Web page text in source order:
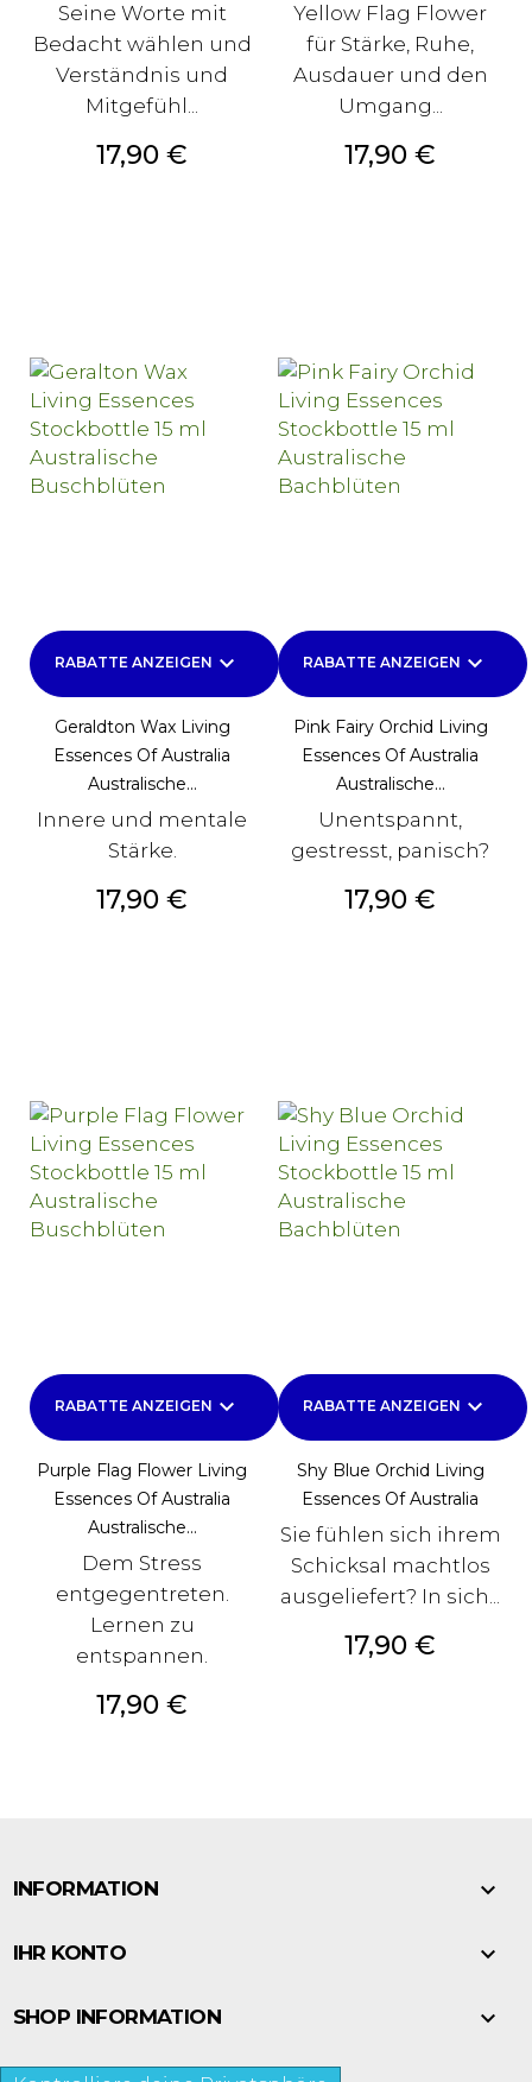
Seine Worte mit
Bedacht wählen und
Verständnis und
Mitgefühl...
Preis
17,90 €
Yellow Flag Flower
für Stärke, Ruhe,
Ausdauer und den
Umgang...
Preis
17,90 €
RABATTE ANZEIGEN keyboard_arrow_down
Geraldton Wax Living
Essences Of Australia
Australische...
Innere und mentale
Stärke.
Preis
17,90 €
RABATTE ANZEIGEN keyboard_arrow_down
Pink Fairy Orchid Living
Essences Of Australia
Australische...
Unentspannt,
gestresst, panisch?
Preis
17,90 €
RABATTE ANZEIGEN keyboard_arrow_down
Purple Flag Flower Living
Essences Of Australia
Australische...
Dem Stress
entgegentreten.
Lernen zu
entspannen.
Preis
17,90 €
RABATTE ANZEIGEN keyboard_arrow_down
Shy Blue Orchid Living
Essences Of Australia
Sie fühlen sich ihrem
Schicksal machtlos
ausgeliefert? In sich...
Preis
17,90 €
INFORMATION 
IHR KONTO 
SHOP INFORMATION 